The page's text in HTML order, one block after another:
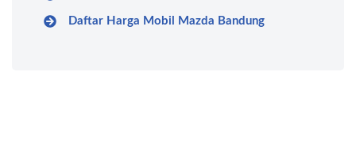
Daftar Harga Mobil Mazda Bandung